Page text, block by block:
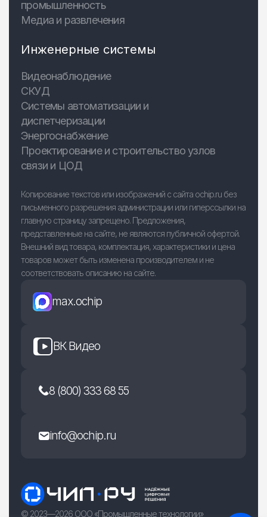
промышленность
Медиа и развлечения
Инженерные системы
Видеонаблюдение
СКУД
Системы автоматизации и
диспетчеризации
Энергоснабжение
Проектирование и строительство узлов
связи и ЦОД
Копирование текстов или изображений с сайта ochip.ru без
письменного разрешения администрации или гиперссылки на
главную страницу запрещено. Предложения,
представленные на сайте, не являются публичной офертой.
Внешний вид товара, комплектация, характеристики и цена
товаров может быть изменена производителем и не
соответствовать описанию на сайте.
max.ochip
ВК Видео
8 (800) 333 68 55
info@ochip.ru
© 2023—2026 ООО «Промышленные технологии»